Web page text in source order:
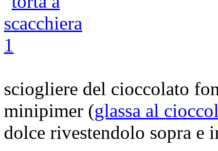
sciogliere del cioccolato
minipimer (glassa al
dolce rivestendolo sopra e